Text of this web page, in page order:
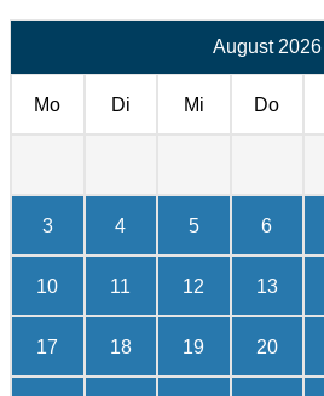
August 2026
Mo Di Mi Do
3 4 5 6
10 11 12 13
17 18 19 20